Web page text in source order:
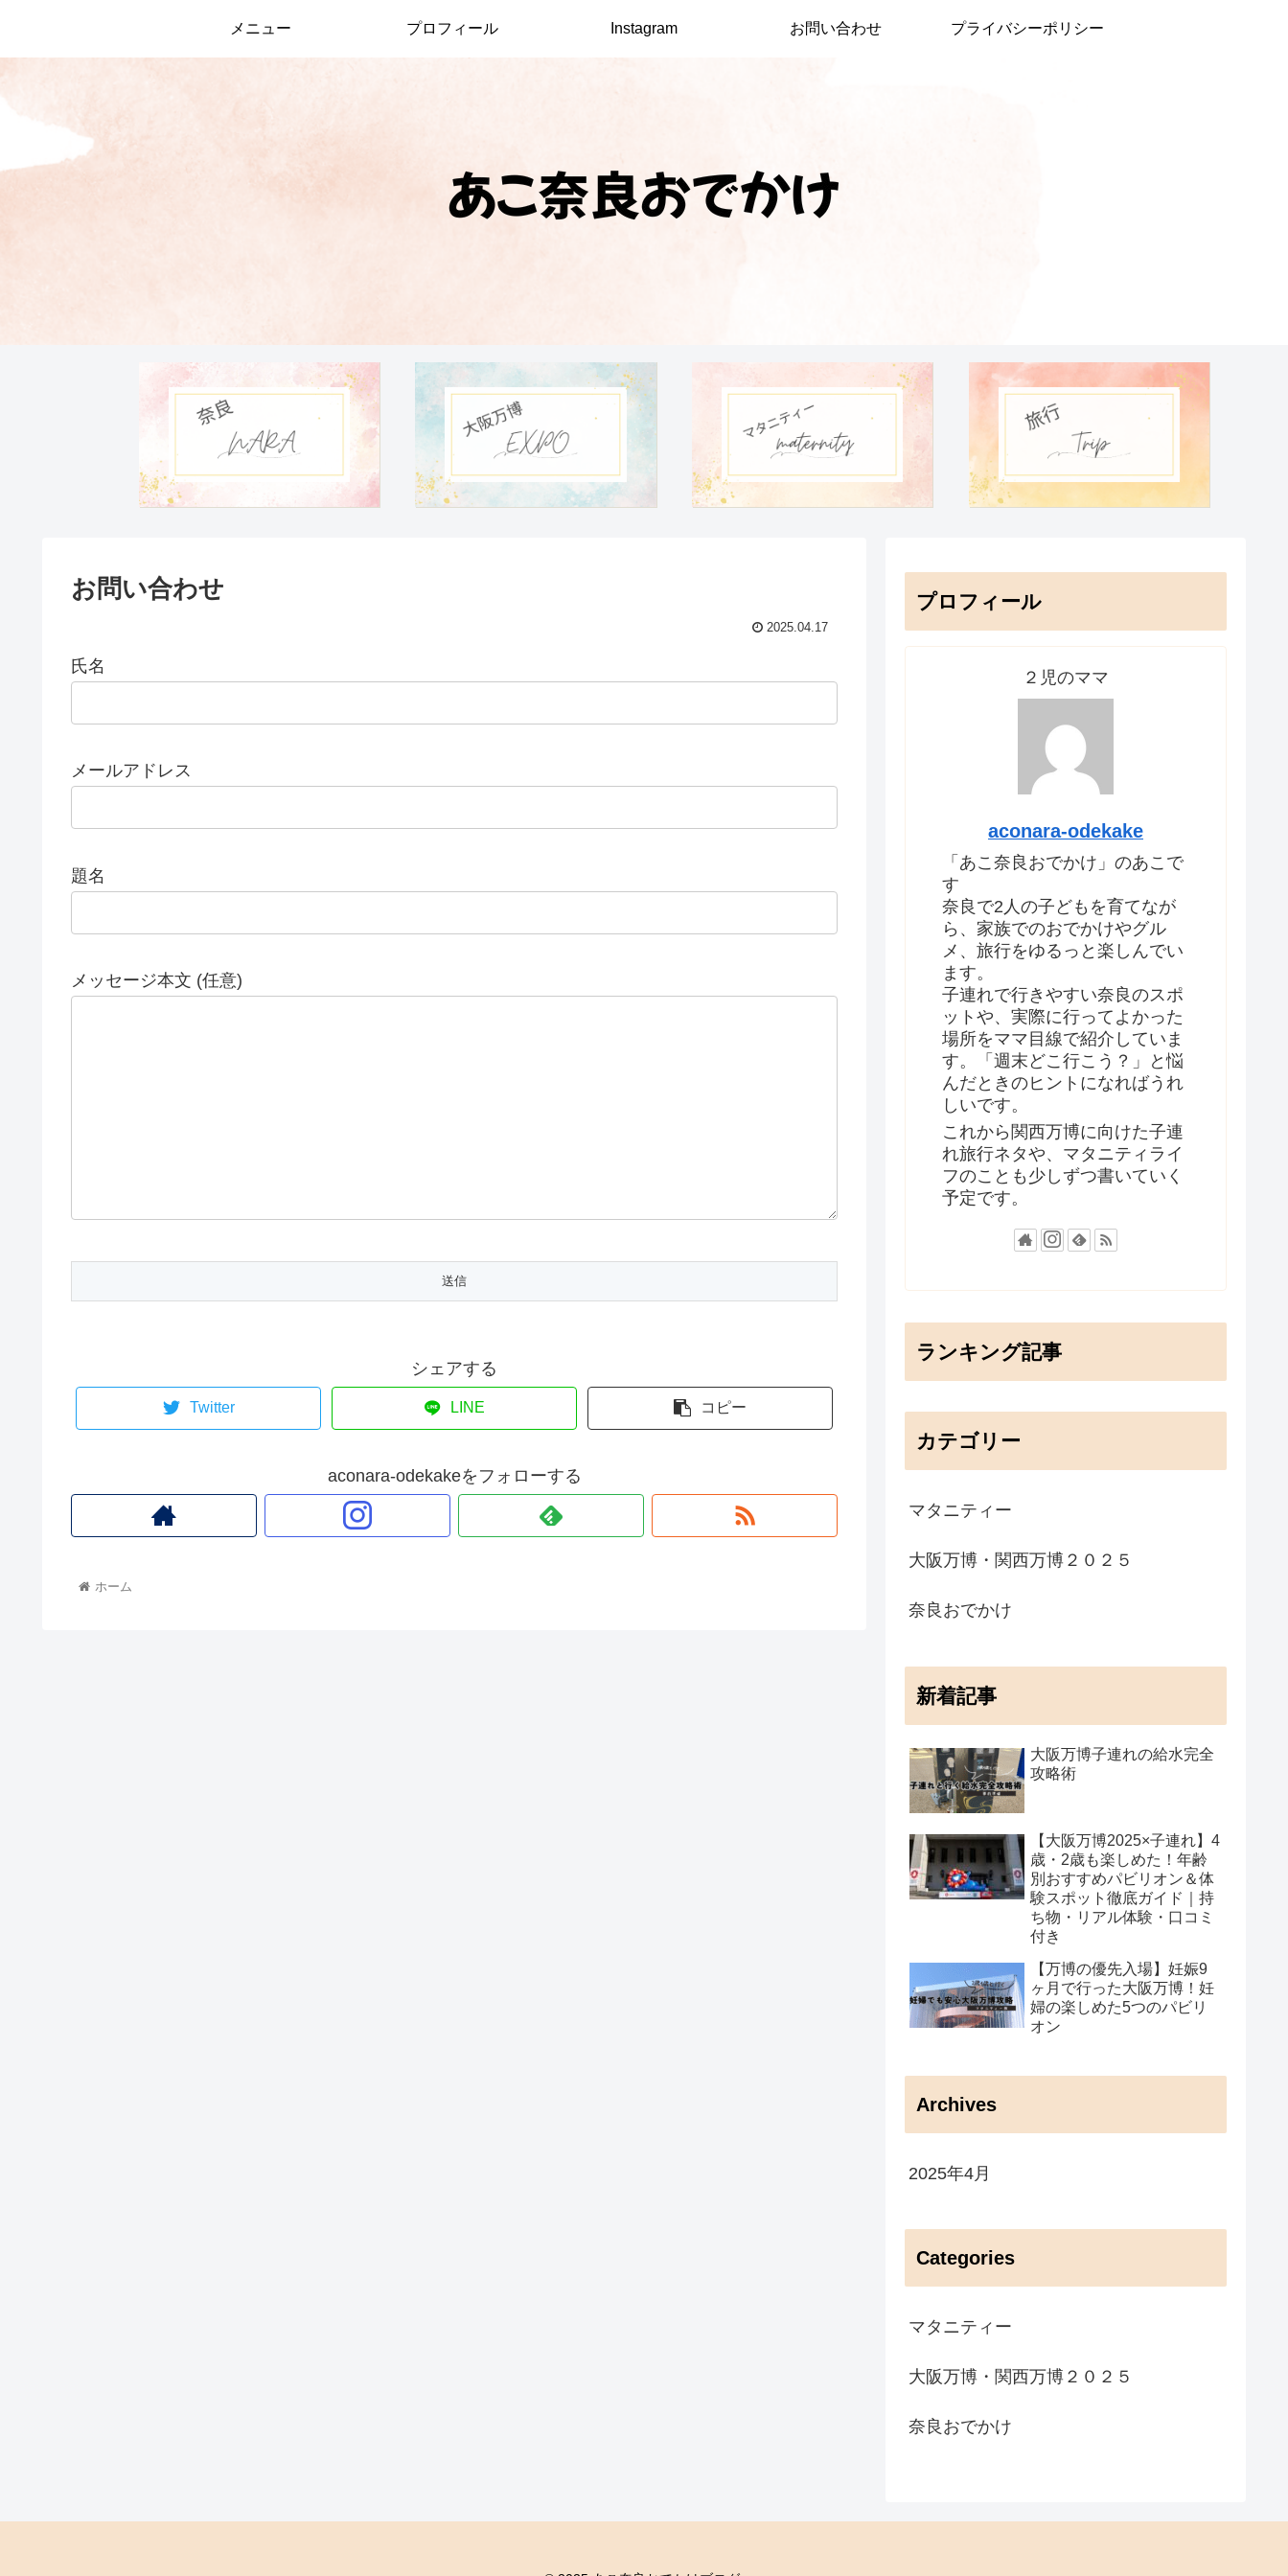
メニュー プロフィール Instagram お問い合わせ プライバシーポリシー
お問い合わせ
2025.04.17
氏名
メールアドレス
題名
メッセージ本文 (任意)
シェアする
Twitter LINE コピー
aconara-odekakeをフォローする
ホーム
プロフィール
２児のママ
aconara-odekake
「あこ奈良おでかけ」のあこで
す
奈良で2人の子どもを育てなが
ら、家族でのおでかけやグル
メ、旅行をゆるっと楽しんでい
ます。
子連れで行きやすい奈良のスポ
ットや、実際に行ってよかった
場所をママ目線で紹介していま
す。「週末どこ行こう？」と悩
んだときのヒントになればうれ
しいです。
これから関西万博に向けた子連
れ旅行ネタや、マタニティライ
フのことも少しずつ書いていく
予定です。
ランキング記事
カテゴリー
マタニティー
大阪万博・関西万博２０２５
奈良おでかけ
新着記事
大阪万博子連れの給水完全
攻略術
【大阪万博2025×子連れ】4
歳・2歳も楽しめた！年齢
別おすすめパビリオン＆体
験スポット徹底ガイド｜持
ち物・リアル体験・口コミ
付き
【万博の優先入場】妊娠9
ヶ月で行った大阪万博！妊
婦の楽しめた5つのパビリ
オン
Archives
2025年4月
Categories
マタニティー
大阪万博・関西万博２０２５
奈良おでかけ